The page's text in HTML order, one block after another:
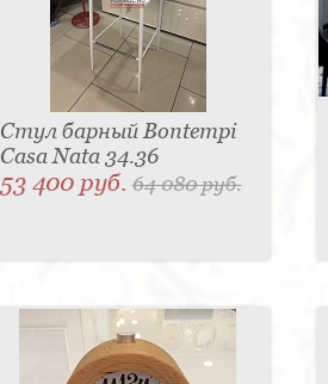
Стул барный Bontempi
Casa Nata 34.36
53 400 руб.64 080 руб.